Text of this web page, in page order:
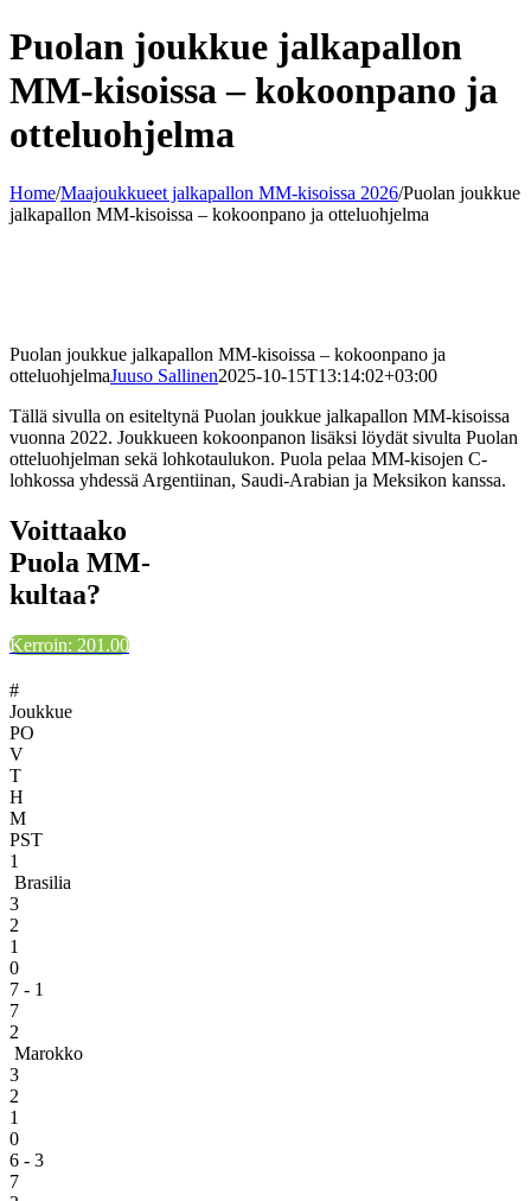
Puolan joukkue jalkapallon
MM-kisoissa – kokoonpano ja
otteluohjelma
Home/Maajoukkueet jalkapallon MM-kisoissa 2026/Puolan joukkue
jalkapallon MM-kisoissa – kokoonpano ja otteluohjelma
Puolan joukkue jalkapallon MM-kisoissa – kokoonpano ja
otteluohjelmaJuuso Sallinen2025-10-15T13:14:02+03:00
Tällä sivulla on esiteltynä Puolan joukkue jalkapallon MM-kisoissa
vuonna 2022. Joukkueen kokoonpanon lisäksi löydät sivulta Puolan
otteluohjelman sekä lohkotaulukon. Puola pelaa MM-kisojen C-
lohkossa yhdessä Argentiinan, Saudi-Arabian ja Meksikon kanssa.
Voittaako
Puola MM-
kultaa?
Kerroin: 201.00
#
Joukkue
PO
V
T
H
M
PST
1
Brasilia
3
2
1
0
7 - 1
7
2
Marokko
3
2
1
0
6 - 3
7